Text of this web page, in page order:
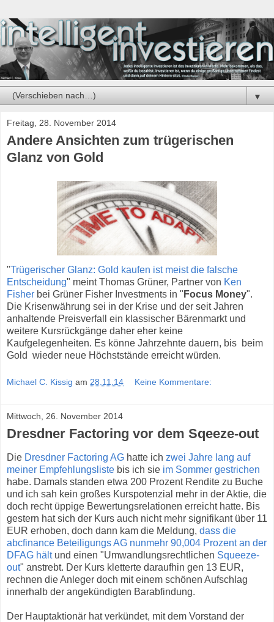
▼
Freitag, 28. November 2014
Andere Ansichten zum trügerischen
Glanz von Gold
"Trügerischer Glanz: Gold kaufen ist meist die falsche
Entscheidung" meint Thomas Grüner, Partner von Ken
Fisher bei Grüner Fisher Investments in " Focus Money".
Die Krisenwährung sei in der Krise und der seit Jahren
anhaltende Preisverfall ein klassischer Bärenmarkt und
weitere Kursrückgänge daher eher keine
Kaufgelegenheiten. Es könne Jahrzehnte dauern, bis beim
Gold wieder neue Höchststände erreicht würden.
Michael C. Kissig am 28.11.14 Keine Kommentare:
Mittwoch, 26. November 2014
Dresdner Factoring vor dem Sqeeze-out
Die Dresdner Factoring AG hatte ich zwei Jahre lang auf
meiner Empfehlungsliste bis ich sie im Sommer gestrichen
habe. Damals standen etwa 200 Prozent Rendite zu Buche
und ich sah kein großes Kurspotenzial mehr in der Aktie, die
doch recht üppige Bewertungsrelationen erreicht hatte. Bis
gestern hat sich der Kurs auch nicht mehr signifikant über 11
EUR erhoben, doch dann kam die Meldung, dass die
abcfinance Beteiligungs AG nunmehr 90,004 Prozent an der
DFAG hältund einen "Umwandlungsrechtlichen Squeeze-
out" anstrebt. Der Kurs kletterte daraufhin gen 13 EUR,
rechnen die Anleger doch mit einem schönen Aufschlag
innerhalb der angekündigten Barabfindung.
Der Hauptaktionär hat verkündet, mit dem Vorstand der